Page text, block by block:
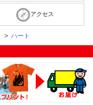
アクセス
> ハート